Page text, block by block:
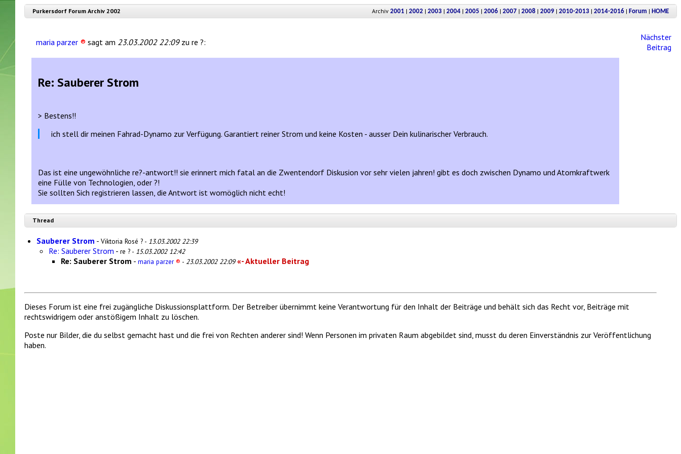
Purkersdorf Forum Archiv 2002 Archiv 2001 | 2002 | 2003 | 2004 | 2005 | 2006 | 2007 | 2008 | 2009 | 2010-2013 | 2014-2016 | Forum | HOME
maria parzer ® sagt am 23.03.2002 22:09zu re ?:
Nächster
Beitrag
Re: Sauberer Strom
> Bestens!!
ich stell dir meinen Fahrad-Dynamo zur Verfügung. Garantiert reiner Strom und keine Kosten - ausser Dein kulinarischer Verbrauch.
Das ist eine ungewöhnliche re?-antwort!! sie erinnert mich fatal an die Zwentendorf Diskusion vor sehr vielen jahren! gibt es doch zwischen Dynamo und Atomkraftwerk
eine Fülle von Technologien, oder ?!
Sie sollten Sich registrieren lassen, die Antwort ist womöglich nicht echt!
Thread
Sauberer Strom - Viktoria Rosé ? - 13.03.2002 22:39
Re: Sauberer Strom - re ? - 15.03.2002 12:42
Re: Sauberer Strom - maria parzer® - 23.03.2002 22:09«- Aktueller Beitrag
Dieses Forum ist eine frei zugängliche Diskussionsplattform. Der Betreiber übernimmt keine Verantwortung für den Inhalt der Beiträge und behält sich das Recht vor, Beiträge mit
rechtswidrigem oder anstößigem Inhalt zu löschen.
Poste nur Bilder, die du selbst gemacht hast und die frei von Rechten anderer sind! Wenn Personen im privaten Raum abgebildet sind, musst du deren Einverständnis zur Veröffentlichung
haben.